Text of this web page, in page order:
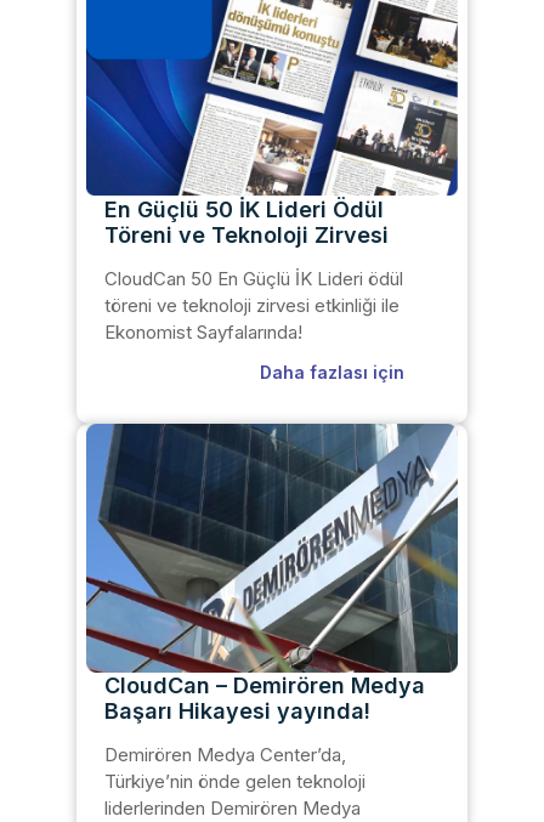
En Güçlü 50 İK Lideri Ödül
Töreni ve Teknoloji Zirvesi
CloudCan 50 En Güçlü İK Lideri ödül
töreni ve teknoloji zirvesi etkinliği ile
Ekonomist Sayfalarında!
Daha fazlası için
CloudCan – Demirören Medya
Başarı Hikayesi yayında!
Demirören Medya Center’da,
Türkiye’nin önde gelen teknoloji
liderlerinden Demirören Medya